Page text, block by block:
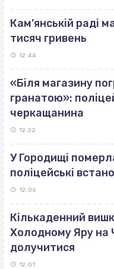
Кам’янській раді
тисяч гривень
12:44
«Біля магазину
гранатою»:
черкащанина
12:22
У Городищі
поліцейські
12:06
Кількаденний
Холодному Яру на
долучитися
12:01